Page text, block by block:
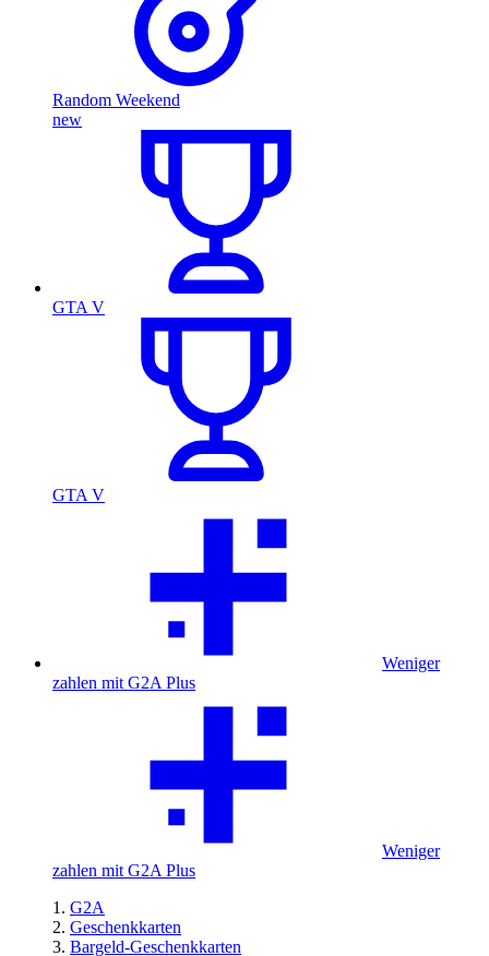
Random Weekend
new
GTA V
GTA V
Weniger
zahlen mit G2A Plus
Weniger
zahlen mit G2A Plus
G2A
Geschenkkarten
Bargeld-Geschenkkarten